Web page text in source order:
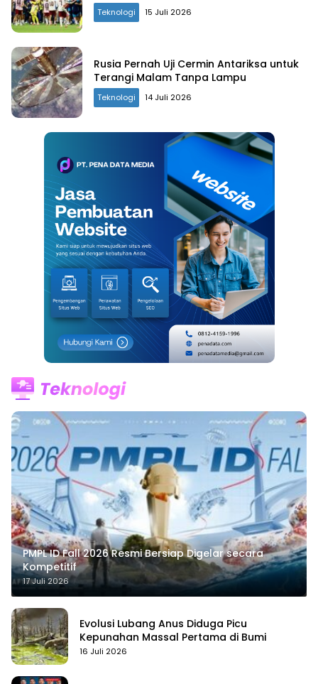
Teknologi 15 Juli 2026
Rusia Pernah Uji Cermin Antariksa untuk
Terangi Malam Tanpa Lampu
Teknologi 14 Juli 2026
PMPL ID Fall 2026 Resmi Bersiap Digelar secara
Kompetitif
17 Juli 2026
Evolusi Lubang Anus Diduga Picu
Kepunahan Massal Pertama di Bumi
16 Juli 2026